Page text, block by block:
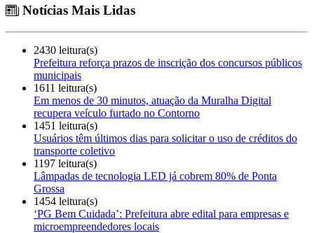
Notícias Mais Lidas
2430 leitura(s)
Prefeitura reforça prazos de inscrição dos concursos públicos
municipais
1611 leitura(s)
Em menos de 30 minutos, atuação da Muralha Digital
recupera veículo furtado no Contorno
1451 leitura(s)
Usuários têm últimos dias para solicitar o uso de créditos do
transporte coletivo
1197 leitura(s)
Lâmpadas de tecnologia LED já cobrem 80% de Ponta
Grossa
1454 leitura(s)
‘PG Bem Cuidada’: Prefeitura abre edital para empresas e
microempreendedores locais